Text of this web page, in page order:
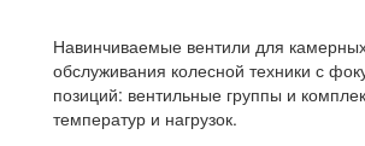
Навинчиваемые вентили для
обслуживания колесной техники с
позиций: вентильные группы и
температур и нагрузок.